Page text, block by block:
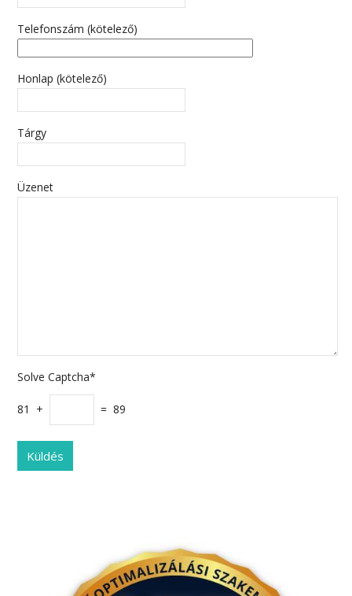
Telefonszám (kötelező)
Honlap (kötelező)
Tárgy
Üzenet
Solve Captcha*
81 + = 89